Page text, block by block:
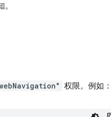
权限。例如：